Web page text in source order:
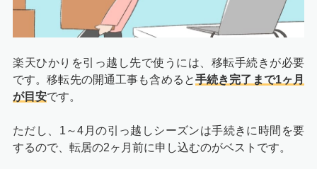
楽天ひかりを引っ越し先で使うには、移転手続きが必要
です。移転先の開通工事も含めると手続き完了まで1ヶ月
が目安です。
ただし、1～4月の引っ越しシーズンは手続きに時間を要
するので、転居の2ヶ月前に申し込むのがベストです。